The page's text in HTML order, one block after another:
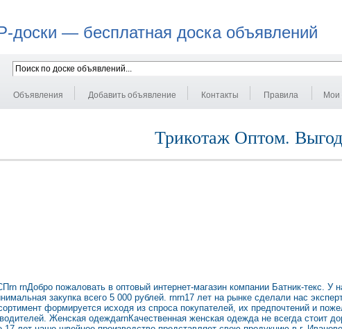
доски — бесплатная доска объявлений
Объявления Добавить объявление Контакты Правила Мои
Трикотаж Оптом.
rnДобро пожаловать в оптовый интернет-магазин компании Батник-текс. У
закупка всего 5 000 рублей. rnrn17 лет на рынке сделали нас
формируется исходя из спроса покупателей, их предпочтений и
Женская одеждаrnКачественная женская одежда не всегда стоит